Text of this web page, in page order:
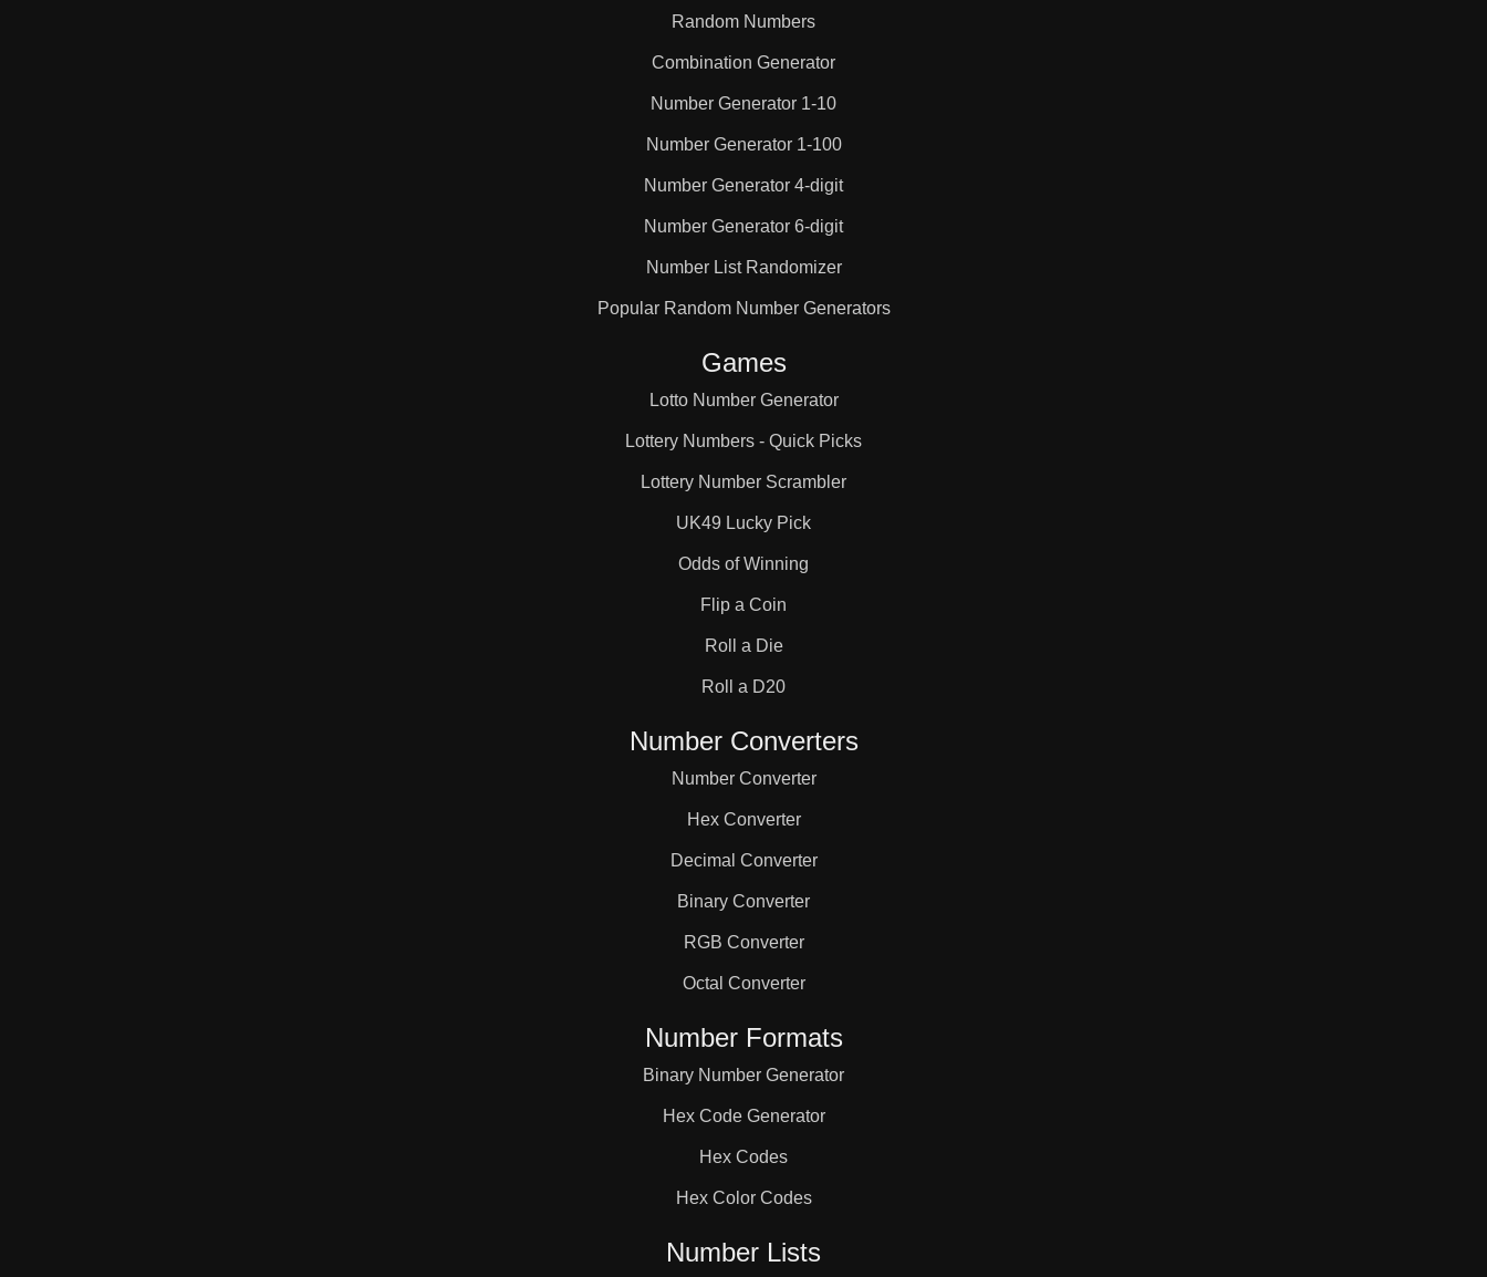
Random Numbers
Combination Generator
Number Generator 1-10
Number Generator 1-100
Number Generator 4-digit
Number Generator 6-digit
Number List Randomizer
Popular Random Number Generators
Games
Lotto Number Generator
Lottery Numbers - Quick Picks
Lottery Number Scrambler
UK49 Lucky Pick
Odds of Winning
Flip a Coin
Roll a Die
Roll a D20
Number Converters
Number Converter
Hex Converter
Decimal Converter
Binary Converter
RGB Converter
Octal Converter
Number Formats
Binary Number Generator
Hex Code Generator
Hex Codes
Hex Color Codes
Number Lists